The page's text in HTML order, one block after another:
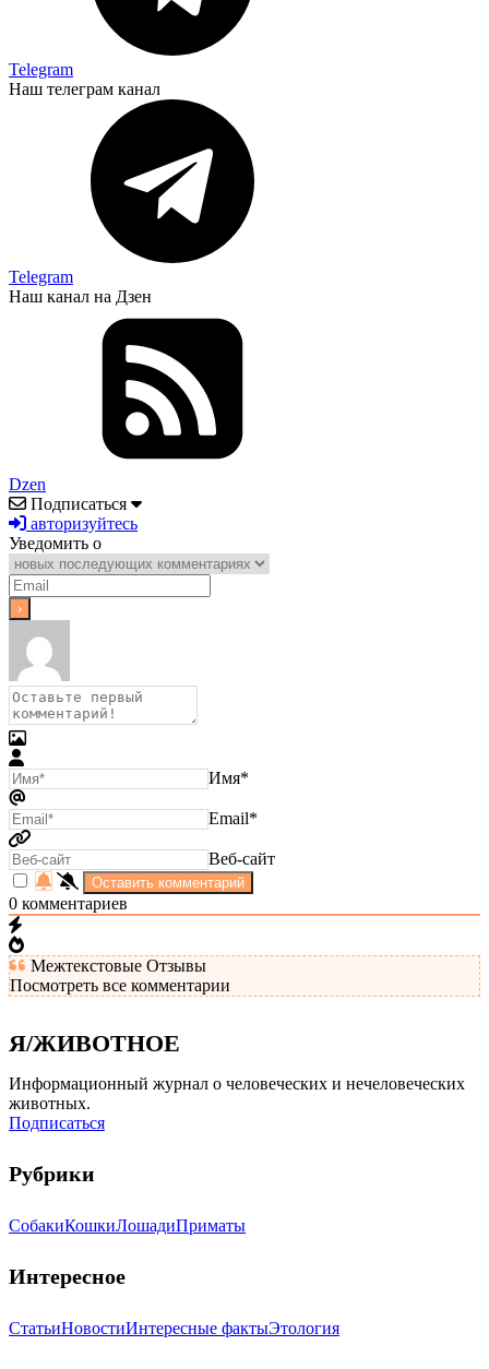
Telegram
Наш телеграм канал
Telegram
Наш канал на Дзен
Dzen
Подписаться
авторизуйтесь
Уведомить о
Имя*
Email*
Веб-сайт
0 комментариев
Межтекстовые Отзывы
Посмотреть все комментарии
Я/ЖИВОТНОЕ
Информационный журнал о человеческих и нечеловеческих
животных.
Подписаться
Рубрики
СобакиКошкиЛошадиПриматы
Интересное
СтатьиНовостиИнтересные фактыЭтология